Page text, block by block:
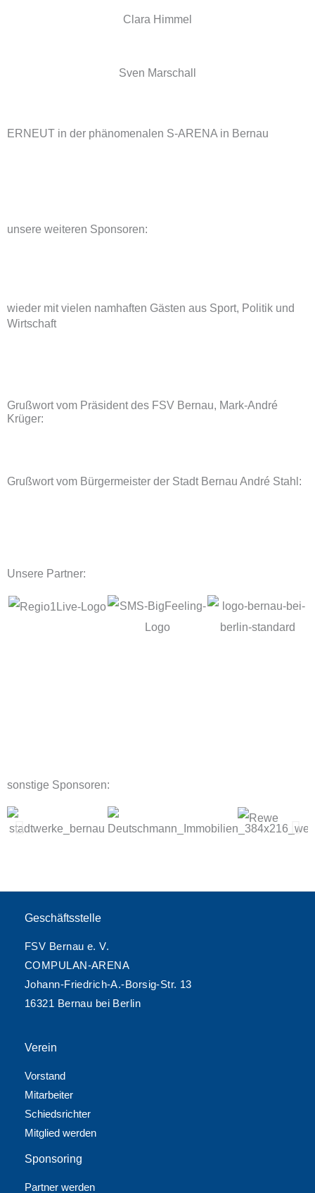
Clara Himmel
Sven Marschall
ERNEUT in der phänomenalen S-ARENA in Bernau
unsere weiteren Sponsoren:
wieder mit vielen namhaften Gästen aus Sport, Politik und
Wirtschaft
Grußwort vom Präsident des FSV Bernau, Mark-André
Krüger:
Grußwort vom Bürgermeister der Stadt Bernau André Stahl:
Unsere Partner:
sonstige Sponsoren:
Geschäftsstelle
FSV Bernau e. V.
COMPULAN-ARENA
Johann-Friedrich-A.-Borsig-Str. 13
16321 Bernau bei Berlin
Verein
Vorstand
Mitarbeiter
Schiedsrichter
Mitglied werden
Sponsoring
Partner werden